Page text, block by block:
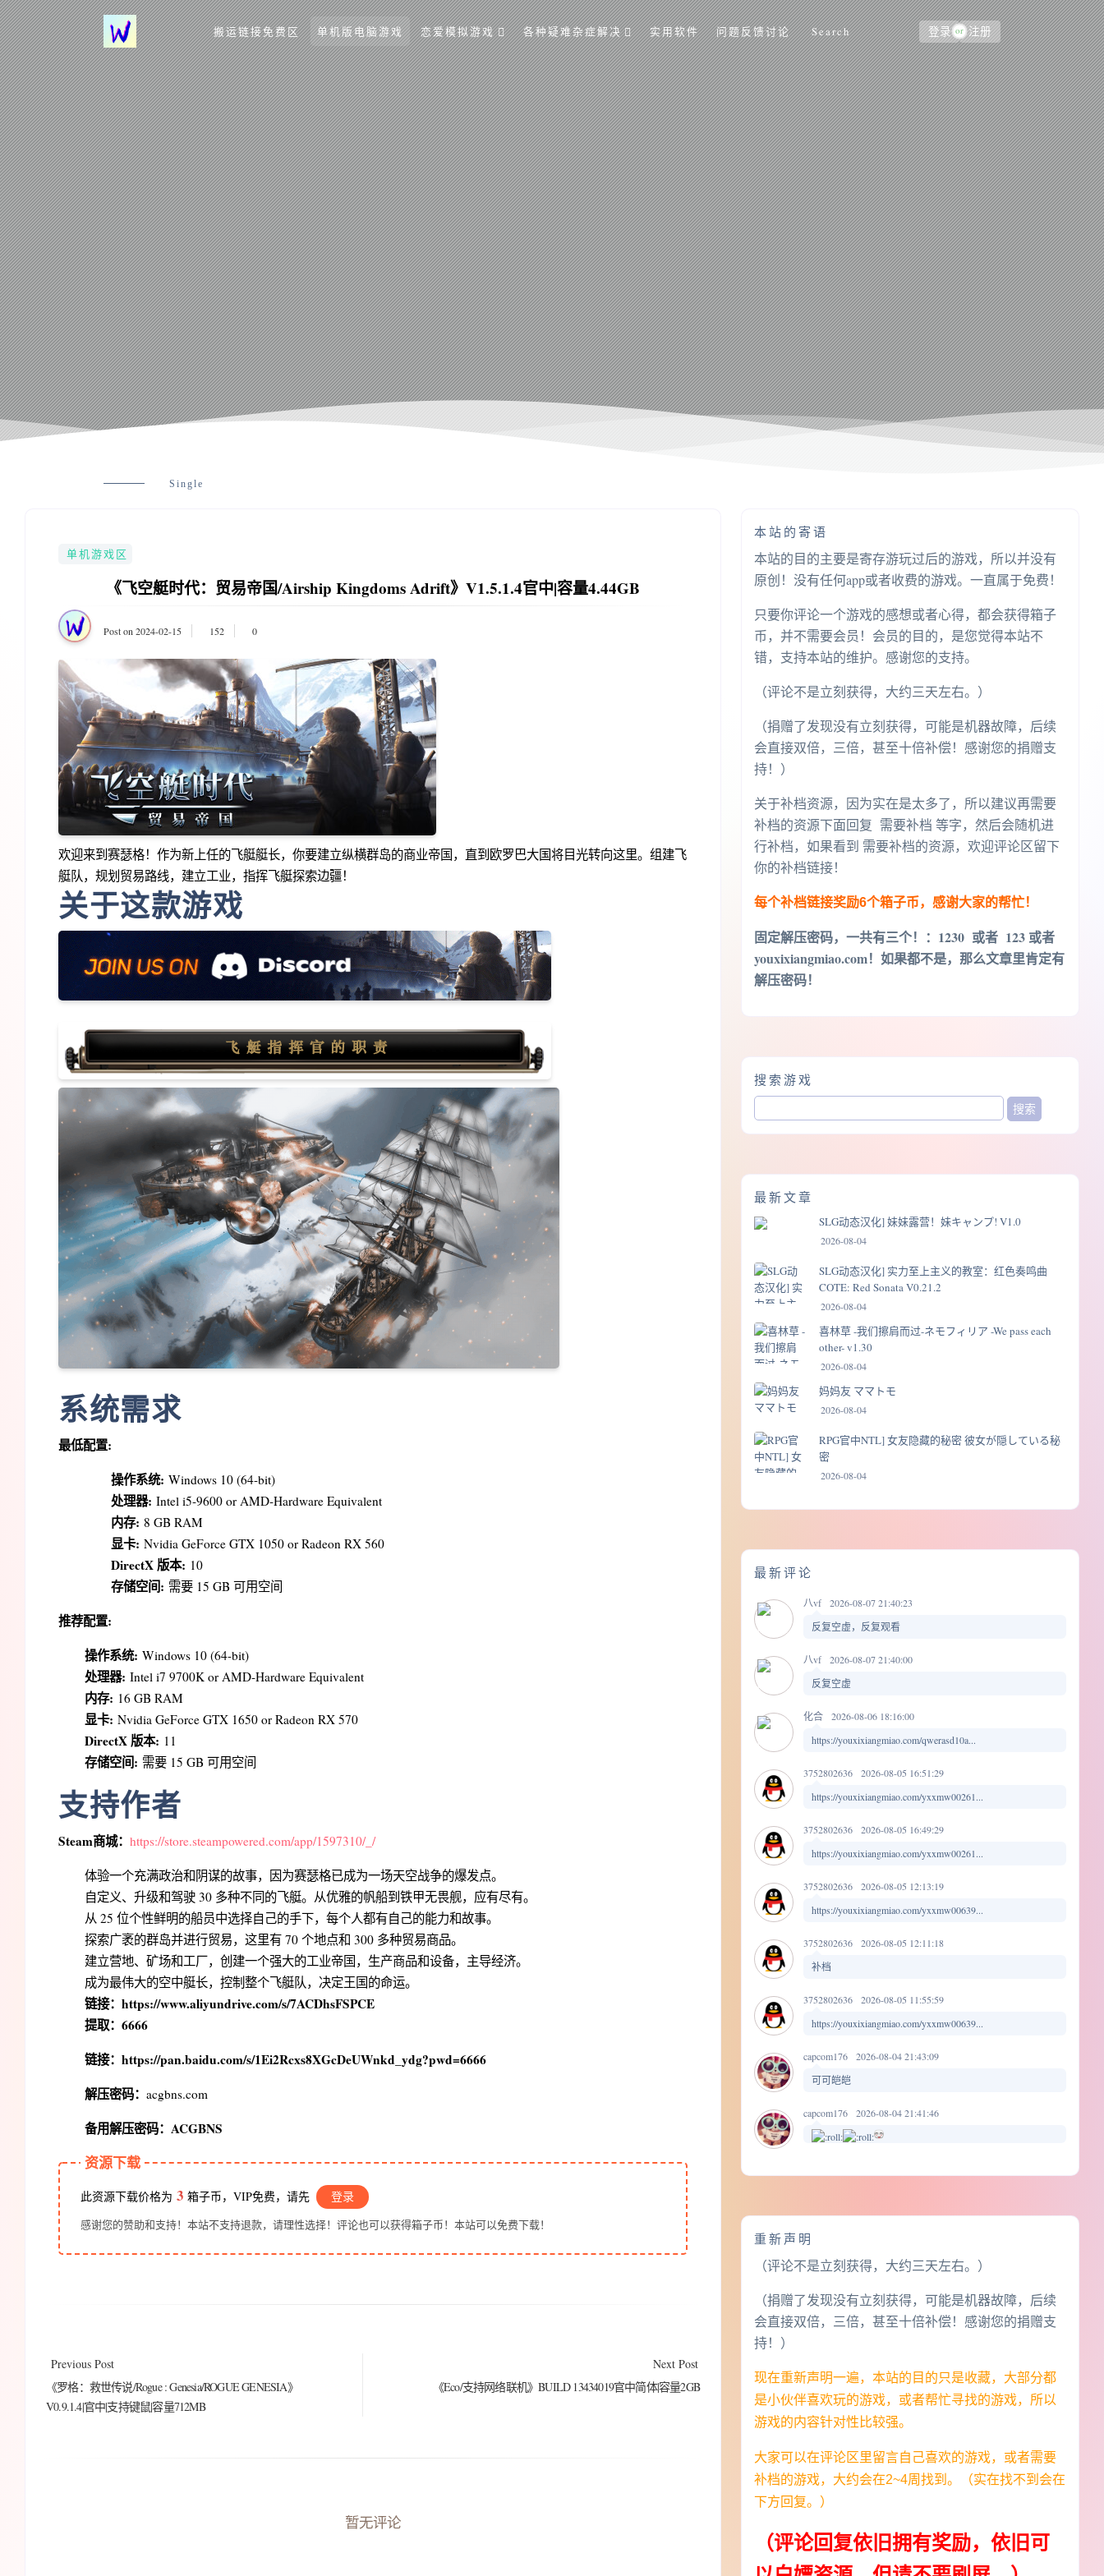
搬运链接免费区 单机版电脑游戏 恋爱模拟游戏 各种疑难杂症解决 实用软件 问题反馈讨论 Search 登录 or 注册
Single
单机游戏区
《飞空艇时代：贸易帝国/Airship Kingdoms Adrift》V1.5.1.4官中|容量4.44GB
Post on 2024-02-15 152 0
欢迎来到赛瑟格！作为新上任的飞艇艇长，你要建立纵横群岛的商业帝国，直到欧罗巴大国将目光转向这里。组建飞
艇队，规划贸易路线，建立工业，指挥飞艇探索边疆！
关于这款游戏
系统需求
最低配置:
操作系统: Windows 10 (64-bit)
处理器: Intel i5-9600 or AMD-Hardware Equivalent
内存: 8 GB RAM
显卡: Nvidia GeForce GTX 1050 or Radeon RX 560
DirectX 版本: 10
存储空间: 需要 15 GB 可用空间
推荐配置:
操作系统: Windows 10 (64-bit)
处理器: Intel i7 9700K or AMD-Hardware Equivalent
内存: 16 GB RAM
显卡: Nvidia GeForce GTX 1650 or Radeon RX 570
DirectX 版本: 11
存储空间: 需要 15 GB 可用空间
支持作者
Steam商城： https://store.steampowered.com/app/1597310/_/
体验一个充满政治和阴谋的故事，因为赛瑟格已成为一场天空战争的爆发点。
自定义、升级和驾驶 30 多种不同的飞艇。从优雅的帆船到铁甲无畏舰，应有尽有。
从 25 位个性鲜明的船员中选择自己的手下，每个人都有自己的能力和故事。
探索广袤的群岛并进行贸易，这里有 70 个地点和 300 多种贸易商品。
建立营地、矿场和工厂，创建一个强大的工业帝国，生产商品和设备，主导经济。
成为最伟大的空中艇长，控制整个飞艇队，决定王国的命运。
链接：https://www.aliyundrive.com/s/7ACDhsFSPCE
提取：6666
链接：https://pan.baidu.com/s/1Ei2Rcxs8XGcDeUWnkd_ydg?pwd=6666
解压密码： acgbns.com
备用解压密码：ACGBNS
资源下载
此资源下载价格为 3 箱子币，VIP免费，请先 登录
感谢您的赞助和支持！本站不支持退款，请理性选择！评论也可以获得箱子币！本站可以免费下载！
Previous Post
《罗格：救世传说/Rogue : Genesia/ROGUE GENESIA》
V0.9.1.4|官中|支持键鼠|容量712MB
Next Post
《Eco/支持网络联机》BUILD 13434019官中简体|容量2GB
暂无评论
本站的寄语
本站的目的主要是寄存游玩过后的游戏，所以并没有
原创！没有任何app或者收费的游戏。一直属于免费！
只要你评论一个游戏的感想或者心得，都会获得箱子
币，并不需要会员！会员的目的，是您觉得本站不
错，支持本站的维护。感谢您的支持。
（评论不是立刻获得，大约三天左右。）
（捐赠了发现没有立刻获得，可能是机器故障，后续
会直接双倍，三倍，甚至十倍补偿！感谢您的捐赠支
持！）
关于补档资源，因为实在是太多了，所以建议再需要
补档的资源下面回复 需要补档 等字，然后会随机进
行补档，如果看到 需要补档的资源，欢迎评论区留下
你的补档链接！
每个补档链接奖励6个箱子币，感谢大家的帮忙！
固定解压密码，一共有三个！ ：1230 或者 123 或者
youxixiangmiao.com！如果都不是，那么文章里肯定有
解压密码！
搜索游戏
最新文章
SLG动态汉化] 妹妹露营！妹キャンプ! V1.0
2026-08-04
SLG动态汉化] 实力至上主义的教室：红色奏鸣曲
COTE: Red Sonata V0.21.2
2026-08-04
喜林草 -我们擦肩而过-ネモフィリア -We pass each
other- v1.30
2026-08-04
妈妈友 ママトモ
2026-08-04
RPG官中NTL] 女友隐藏的秘密 彼女が隠している秘
密
2026-08-04
最新评论
八vf
2026-08-07 21:40:23
反复空虚，反复观看
八vf
2026-08-07 21:40:00
反复空虚
化合
2026-08-06 18:16:00
https://youxixiangmiao.com/qwerasd10a...
3752802636
2026-08-05 16:51:29
https://youxixiangmiao.com/yxxmw00261...
3752802636
2026-08-05 16:49:29
https://youxixiangmiao.com/yxxmw00261...
3752802636
2026-08-05 12:13:19
https://youxixiangmiao.com/yxxmw00639...
3752802636
2026-08-05 12:11:18
补档
3752802636
2026-08-05 11:55:59
https://youxixiangmiao.com/yxxmw00639...
capcom176
2026-08-04 21:43:09
可可皑皑
capcom176 2026-08-04 21:41:46
重新声明
（评论不是立刻获得，大约三天左右。）
（捐赠了发现没有立刻获得，可能是机器故障，后续
会直接双倍，三倍，甚至十倍补偿！感谢您的捐赠支
持！）
现在重新声明一遍，本站的目的只是收藏，大部分都
是小伙伴喜欢玩的游戏，或者帮忙寻找的游戏，所以
游戏的内容针对性比较强。
大家可以在评论区里留言自己喜欢的游戏，或者需要
补档的游戏，大约会在2~4周找到。（实在找不到会在
下方回复。）
（评论回复依旧拥有奖励，依旧可